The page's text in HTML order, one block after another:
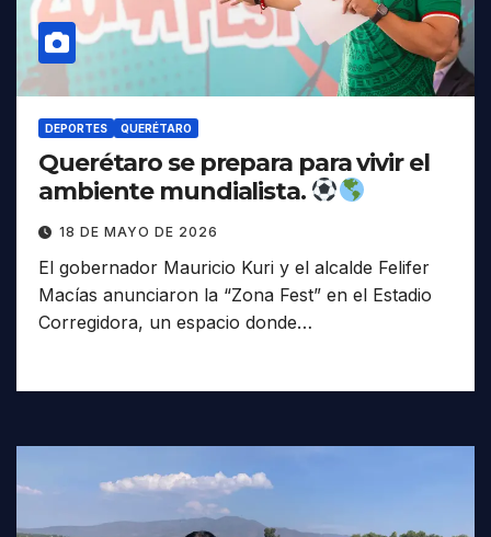
DEPORTES QUERÉTARO
Querétaro se prepara para vivir el
ambiente mundialista.
18 DE MAYO DE 2026
El gobernador Mauricio Kuri y el alcalde Felifer
Macías anunciaron la “Zona Fest” en el Estadio
Corregidora, un espacio donde…